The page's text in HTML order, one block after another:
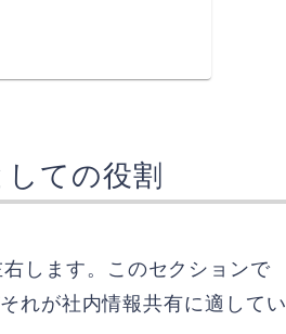
ての役割
します。このセクションで
れが社内情報共有に適してい